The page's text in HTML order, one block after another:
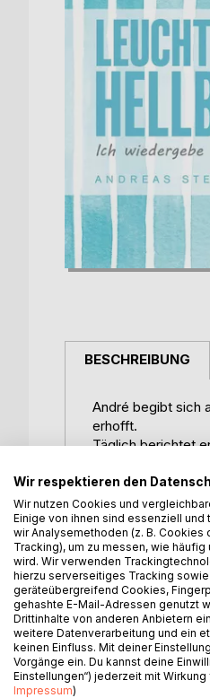
BESCHREIBUNG
André begibt sich
erhofft.
Täglich berichtet
Sein Problem
durchzuhalten.
Zuhause
Sichtweise
außergewöhnliche
»Ein
entscheidet.«
»Phantastik
Wir respektieren den
Wir nutzen Cookies und
Einige von ihnen sind essenziell
wir Analysemethoden (z. B.
Tracking), um zu messen, wie
wird. Wir verwenden
hierzu serverseitiges Tracking
geräteübergreifend Cookies,
gehashte E-Mail-Adressen genutzt
Drittinhalte von anderen Anbietern
weitere Datenverarbeitung und ein
keinen Einfluss. Mit deiner
Vorgänge ein. Du kannst deine
Einstellungen“) jederzeit mit
Impressum)